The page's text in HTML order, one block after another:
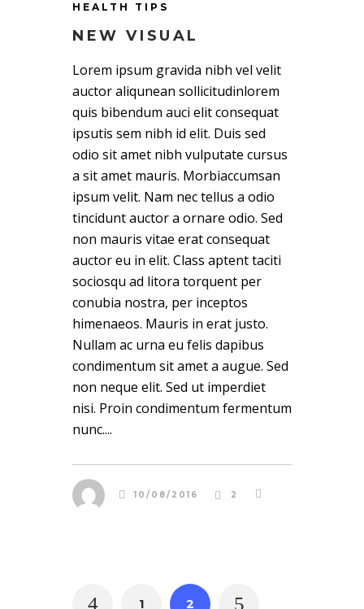
HEALTH TIPS
NEW VISUAL
Lorem ipsum gravida nibh vel velit
auctor aliqunean sollicitudinlorem
quis bibendum auci elit consequat
ipsutis sem nibh id elit. Duis sed
odio sit amet nibh vulputate cursus
a sit amet mauris. Morbiaccumsan
ipsum velit. Nam nec tellus a odio
tincidunt auctor a ornare odio. Sed
non mauris vitae erat consequat
auctor eu in elit. Class aptent taciti
sociosqu ad litora torquent per
conubia nostra, per inceptos
himenaeos. Mauris in erat justo.
Nullam ac urna eu felis dapibus
condimentum sit amet a augue. Sed
non neque elit. Sed ut imperdiet
nisi. Proin condimentum fermentum
nunc....
10/08/2016 2
1 2